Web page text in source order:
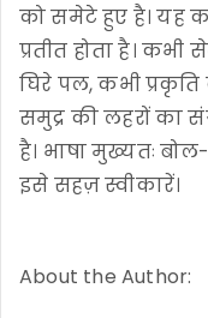
को समेटे हुए है। यह
प्रतीत होता है।
घिरे पल, कभी
समुद्र की लहरों का
है। भाषा मुख्यतः
इसे सहज़ स्वीकारें।
About the Author: